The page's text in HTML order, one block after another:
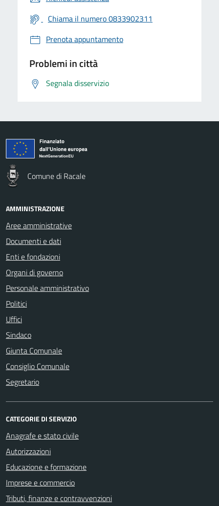
Chiama il numero 0833902311
Prenota appuntamento
Problemi in città
Segnala disservizio
Comune di Racale
AMMINISTRAZIONE
Aree amministrative
Documenti e dati
Enti e fondazioni
Organi di governo
Personale amministrativo
Politici
Uffici
Sindaco
Giunta Comunale
Consiglio Comunale
Segretario
CATEGORIE DI SERVIZIO
Anagrafe e stato civile
Autorizzazioni
Educazione e formazione
Imprese e commercio
Tributi, finanze e contravvenzioni